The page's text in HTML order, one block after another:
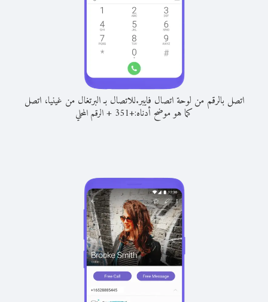
اتصل بالرقم من لوحة اتصال فايبر.للاتصال بـ البرتغال من غينيا، اتصل
كما هو موضح أدناه:+
351
+الرقم المحلي